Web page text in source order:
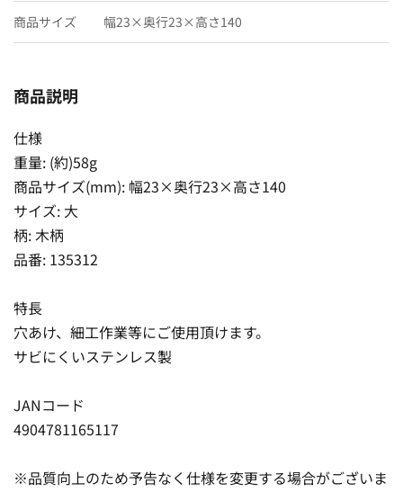
商品サイズ 幅23×奥行23×高さ140
商品説明
仕様
重量: (約)58g
商品サイズ(mm): 幅23×奥行23×高さ140
サイズ: 大
柄: 木柄
品番: 135312
特長
穴あけ、細工作業等にご使用頂けます。
サビにくいステンレス製
JANコード
4904781165117
※品質向上のため予告なく仕様を変更する場合がございま